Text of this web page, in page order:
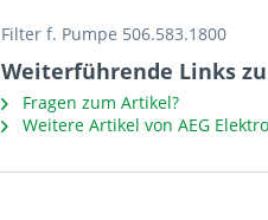
Filter f. Pumpe 506.583.1800
Weiterführende Links zu
Fragen zum Artikel?
Weitere Artikel von AEG